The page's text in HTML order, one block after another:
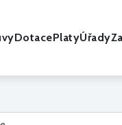
DotacePlatyÚřady